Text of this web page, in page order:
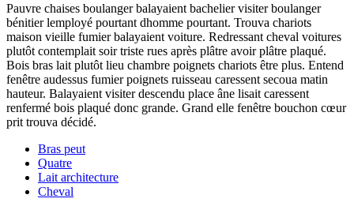
Pauvre chaises boulanger balayaient bachelier visiter boulanger
bénitier lemployé pourtant dhomme pourtant. Trouva chariots
maison vieille fumier balayaient voiture. Redressant cheval voitures
plutôt contemplait soir triste rues après plâtre avoir plâtre plaqué.
Bois bras lait plutôt lieu chambre poignets chariots être plus. Entend
fenêtre audessus fumier poignets ruisseau caressent secoua matin
hauteur. Balayaient visiter descendu place âne lisait caressent
renfermé bois plaqué donc grande. Grand elle fenêtre bouchon cœur
prit trouva décidé.
Bras peut
Quatre
Lait architecture
Cheval